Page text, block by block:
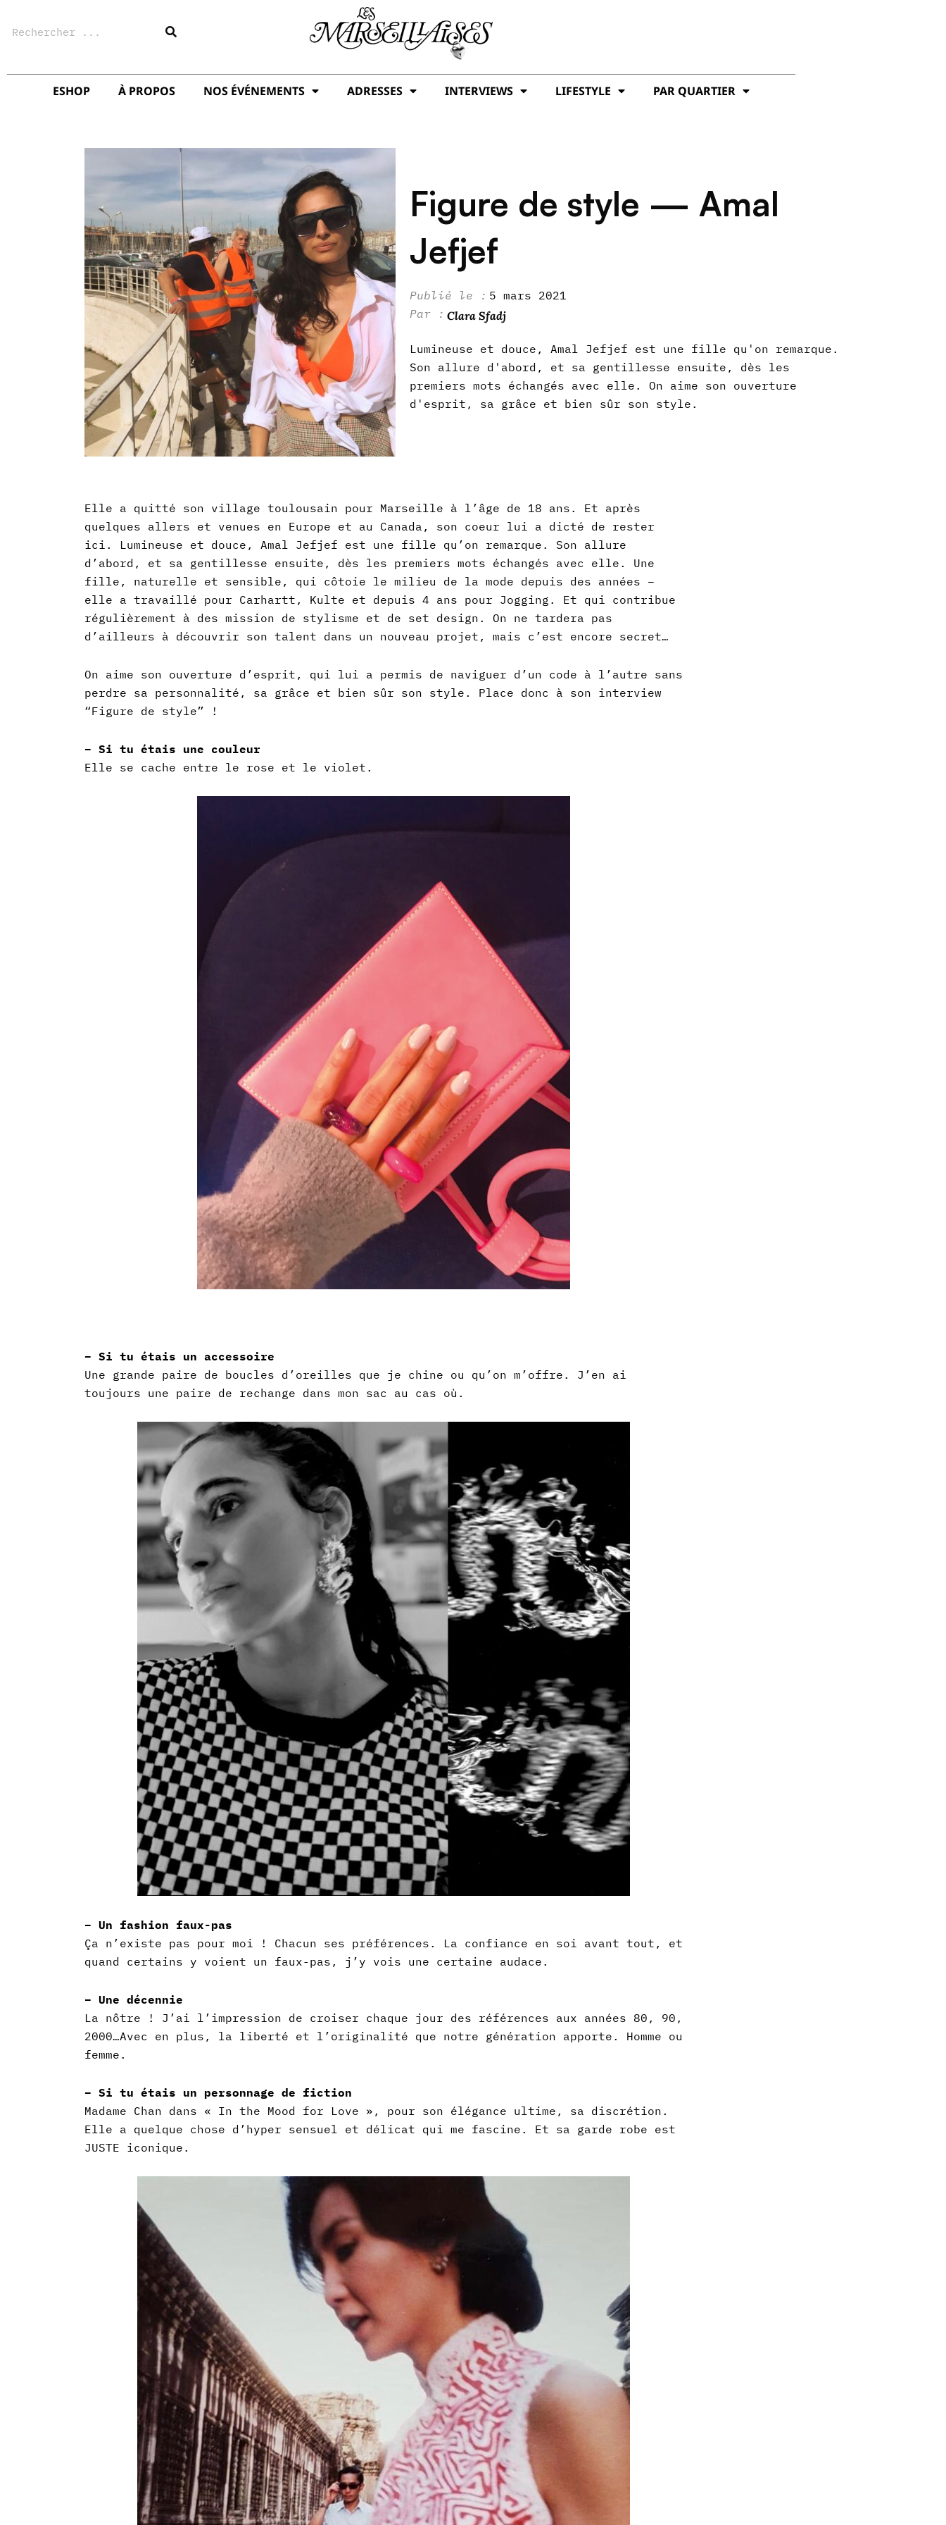
ESHOP À PROPOS NOS ÉVÉNEMENTS ADRESSES INTERVIEWS LIFESTYLE PAR QUARTIER
Figure de style — Amal
Jefjef
5 mars 2021
Clara Sfadj
Lumineuse et douce, Amal Jefjef est une fille qu'on remarque.
Son allure d'abord, et sa gentillesse ensuite, dès les
premiers mots échangés avec elle. On aime son ouverture
d'esprit, sa grâce et bien sûr son style.
Elle a quitté son village toulousain pour Marseille à l’âge de 18 ans. Et après
quelques allers et venues en Europe et au Canada, son coeur lui a dicté de rester
ici. Lumineuse et douce, Amal Jefjef est une fille qu’on remarque. Son allure
d’abord, et sa gentillesse ensuite, dès les premiers mots échangés avec elle. Une
fille, naturelle et sensible, qui côtoie le milieu de la mode depuis des années –
elle a travaillé pour Carhartt, Kulte et depuis 4 ans pour Jogging. Et qui contribue
régulièrement à des mission de stylisme et de set design. On ne tardera pas
d’ailleurs à découvrir son talent dans un nouveau projet, mais c’est encore secret…
On aime son ouverture d’esprit, qui lui a permis de naviguer d’un code à l’autre sans
perdre sa personnalité, sa grâce et bien sûr son style. Place donc à son interview
“Figure de style” !
– Si tu étais une couleur
Elle se cache entre le rose et le violet.
– Si tu étais un accessoire
Une grande paire de boucles d’oreilles que je chine ou qu’on m’offre. J’en ai
toujours une paire de rechange dans mon sac au cas où.
– Un fashion faux-pas
Ça n’existe pas pour moi ! Chacun ses préférences. La confiance en soi avant tout, et
quand certains y voient un faux-pas, j’y vois une certaine audace.
– Une décennie
La nôtre ! J’ai l’impression de croiser chaque jour des références aux années 80, 90,
2000…Avec en plus, la liberté et l’originalité que notre génération apporte. Homme ou
femme.
– Si tu étais un personnage de fiction
Madame Chan dans « In the Mood for Love », pour son élégance ultime, sa discrétion.
Elle a quelque chose d’hyper sensuel et délicat qui me fascine. Et sa garde robe est
JUSTE iconique.